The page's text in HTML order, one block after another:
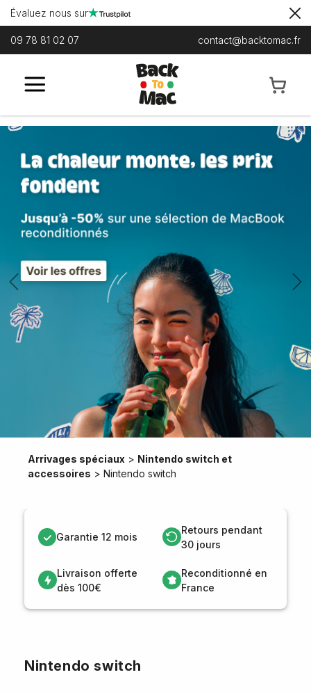
Évaluez nous sur
09 78 81 02 07 contact@backtomac.fr
Previous
Arrivages spéciaux > Nintendo switch et
accessoires > Nintendo switch
Garantie 12 mois
Retours pendant
30 jours
Livraison offerte
dès 100€
Reconditionné en
France
Nintendo switch